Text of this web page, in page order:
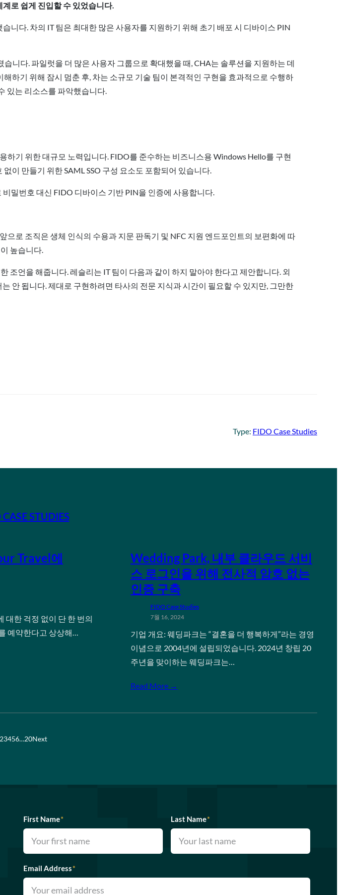
로 쉽게 진입할 수 있었습니다.
니다. 차의 IT 팀은 최대한 많은 사용자를 지원하기 위해 초기 배포 시 디바이스 PIN
니다. 파일럿을 더 많은 사용자 그룹으로 확대했을 때, CHA는 솔루션을 지원하는 데
하기 위해 잠시 멈춘 후, 차는 소규모 기술 팀이 본격적인 구현을 효과적으로 수행하
있는 리소스를 파악했습니다.
기 위한 대규모 노력입니다. FIDO를 준수하는 비즈니스용 Windows Hello를 구현
이 만들기 위한 SAML SSO 구성 요소도 포함되어 있습니다.
밀번호 대신 FIDO 디바이스 기반 PIN을 인증에 사용합니다.
로 조직은 생체 인식의 수용과 지문 판독기 및 NFC 지원 엔드포인트의 보편화에 따
높습니다.
조언을 해줍니다. 레슬리는 IT 팀이 다음과 같이 하지 말아야 한다고 제안합니다. 외
안 됩니다. 제대로 구현하려면 타사의 전문 지식과 시간이 필요할 수 있지만, 그만한
Type: FIDO Case Studies
STUDIES
Travel에
대한 걱정 없이 단 한 번의
예약한다고 상상해…
Wedding Park, 내부 클라우드 서비
스 로그인을 위해 전사적 암호 없는
인증 구축
FIDO Case Studies
7월 16, 2024
기업 개요: 웨딩파크는 “결혼을 더 행복하게”라는 경영
이념으로 2004년에 설립되었습니다. 2024년 창립 20
주년을 맞이하는 웨딩파크는…
Read More →
23456…20Next
First Name* Last Name*
Email Address*